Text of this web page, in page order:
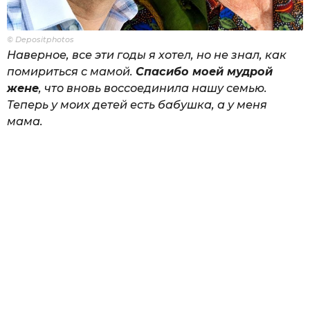
© Depositphotos
Наверное, все эти годы я хотел, но не знал, как
помириться с мамой. Спасибо моей мудрой
жене, что вновь воссоединила нашу семью.
Теперь у моих детей есть бабушка, а у меня
мама.